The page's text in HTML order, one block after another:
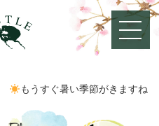
もうすぐ暑い季節がきますね